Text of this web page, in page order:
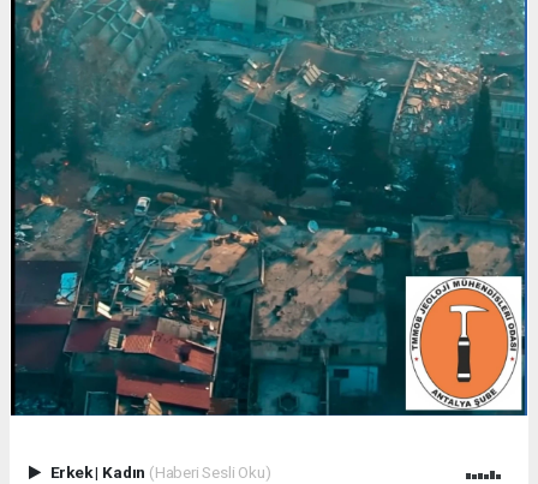
Erkek| Kadın (Haberi Sesli Oku)